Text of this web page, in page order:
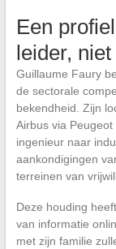
Een
leider, niet
Guillaume Faury
de sectorale
bekendheid. Zijn
Airbus via
ingenieur naar
aankondigingen
terreinen van
Deze houding
van informatie
met zijn familie